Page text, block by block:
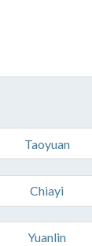
Taoyuan
Chiayi
Yuanlin